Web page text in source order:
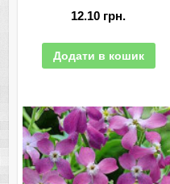
12.10 грн.
Додати в кошик